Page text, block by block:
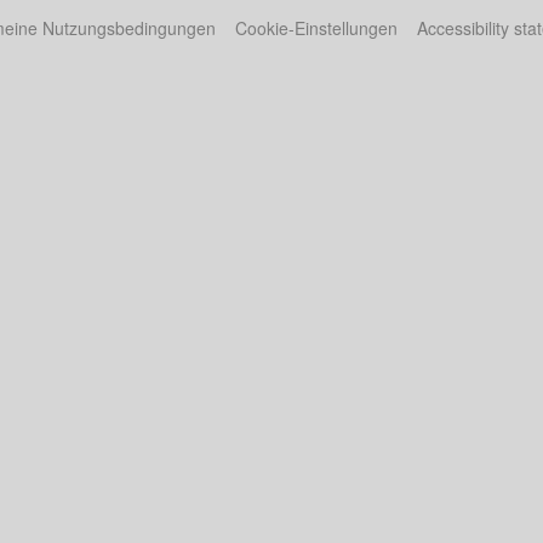
Nutzungsbedingungen Cookie-Einstellungen Accessibility